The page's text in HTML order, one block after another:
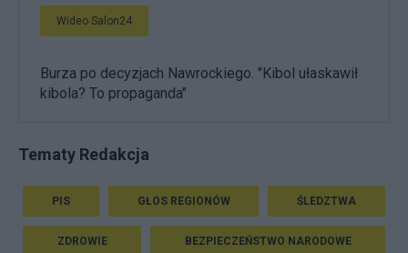
Wideo Salon24
Burza po decyzjach Nawrockiego. "Kibol ułaskawił
kibola? To propaganda"
Tematy Redakcja
PIS GŁOS REGIONÓW ŚLEDZTWA
ZDROWIE BEZPIECZEŃSTWO NARODOWE